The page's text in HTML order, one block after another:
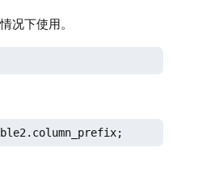
况下使用。